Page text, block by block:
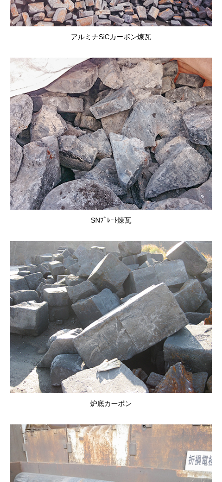
アルミナSiCカーボン煉瓦
SNﾌﾟﾚｰﾄ煉瓦
炉底カーボン